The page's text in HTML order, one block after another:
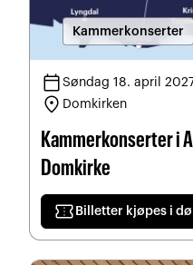
Kammerkonserter
calendar_todaySøndag 18. april
location_on Domkirken
Kammerkonserter i
Domkirke
confirmation_number Billetter kjøpes i